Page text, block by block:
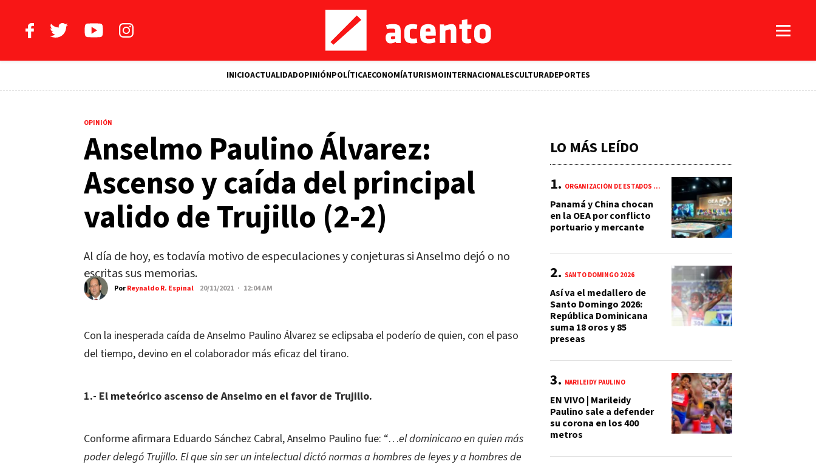
INICIOACTUALIDADOPINIÓNPOLÍTICAECONOMÍATURISMOINTERNACIONALESCULTURADEPORTES
OPINIÓN
Anselmo Paulino Álvarez:
Ascenso y caída del principal
valido de Trujillo (2-2)
Al día de hoy, es todavía motivo de especulaciones y conjeturas si Anselmo dejó o no
escritas sus memorias.
PorReynaldo R. Espinal 20/11/2021 · 12:04 AM
Con la inesperada caída de Anselmo Paulino Álvarez se eclipsaba el poderío de quien, con el paso
del tiempo, devino en el colaborador más eficaz del tirano.
1.- El meteórico ascenso de Anselmo en el favor de Trujillo.
Conforme afirmara Eduardo Sánchez Cabral, Anselmo Paulino fue: “…el dominicano en quien más
poder delegó Trujillo. El que sin ser un intelectual dictó normas a hombres de leyes y a hombres de
LO MÁS LEÍDO
ORGANIZACIÓN DE ESTADOS AMERICANOS (OEA)
Panamá y China chocan
en la OEA por conflicto
portuario y mercante
SANTO DOMINGO 2026
Así va el medallero de
Santo Domingo 2026:
República Dominicana
suma 18 oros y 85
preseas
MARILEIDY PAULINO
EN VIVO | Marileidy
Paulino sale a defender
su corona en los 400
metros